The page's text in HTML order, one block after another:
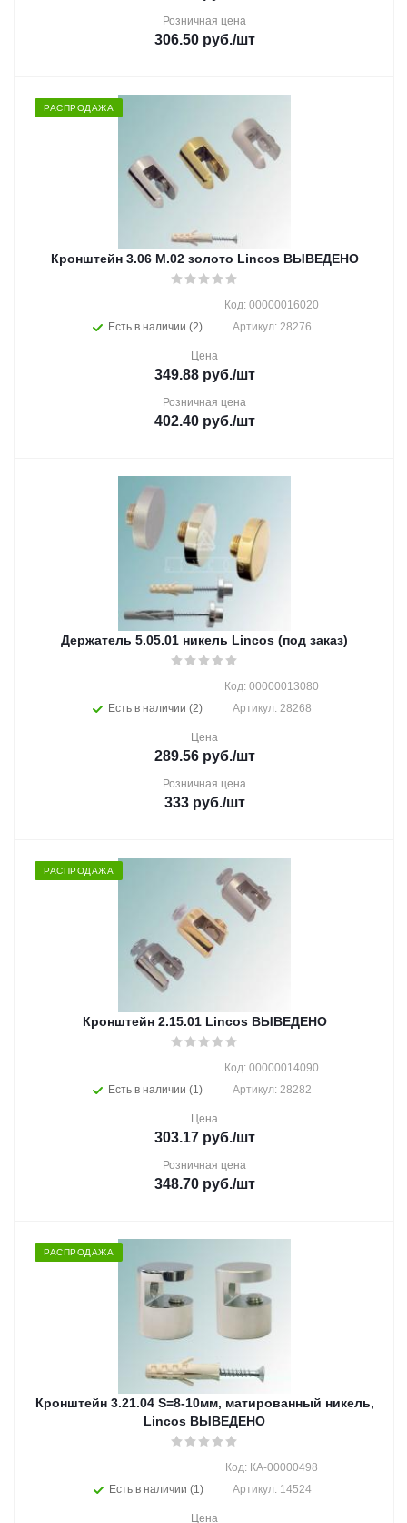
Розничная цена
306.50руб./шт
РАСПРОДАЖА
Кронштейн 3.06 М.02 золото Lincos ВЫВЕДЕНО
Есть в наличии (2)
Код: 00000016020
Артикул: 28276
Цена
349.88руб./шт
Розничная цена
402.40руб./шт
Держатель 5.05.01 никель Lincos (под заказ)
Есть в наличии (2)
Код: 00000013080
Артикул: 28268
Цена
289.56руб./шт
Розничная цена
333руб./шт
РАСПРОДАЖА
Кронштейн 2.15.01 Lincos ВЫВЕДЕНО
Есть в наличии (1)
Код: 00000014090
Артикул: 28282
Цена
303.17руб./шт
Розничная цена
348.70руб./шт
РАСПРОДАЖА
Кронштейн 3.21.04 S=8-10мм, матированный никель,
Lincos ВЫВЕДЕНО
Есть в наличии (1)
Код: КА-00000498
Артикул: 14524
Цена